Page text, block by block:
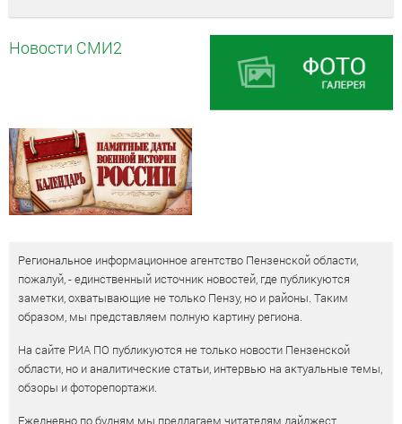
Новости СМИ2
Региональное информационное агентство Пензенской области,
пожалуй, - единственный источник новостей, где публикуются
заметки, охватывающие не только Пензу, но и районы. Таким
образом, мы представляем полную картину региона.
На сайте РИА ПО публикуются не только новости Пензенской
области, но и аналитические статьи, интервью на актуальные темы,
обзоры и фоторепортажи.